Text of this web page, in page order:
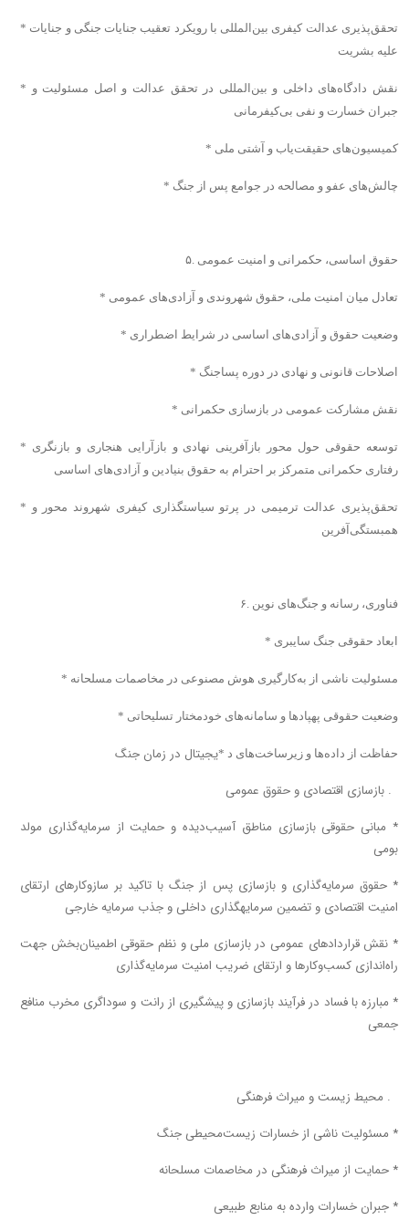
* تحقق‌پذیری عدالت کیفری بین‌المللی با رویکرد تعقیب جنایات جنگی و جنایات
علیه بشریت
* نقش دادگاه‌های داخلی و بین‌المللی در تحقق عدالت و اصل مسئولیت و
جبران خسارت و نفی بی‌کیفرمانی
* کمیسیون‌های حقیقت‌یاب و آشتی ملی
* چالش‌های عفو و مصالحه در جوامع پس از جنگ
۵. حقوق اساسی، حکمرانی و امنیت عمومی
* تعادل میان امنیت ملی، حقوق شهروندی و آزادی‌های عمومی
* وضعیت حقوق و آزادی‌های اساسی در شرایط اضطراری
* اصلاحات قانونی و نهادی در دوره پساجنگ
* نقش مشارکت عمومی در بازسازی حکمرانی
* توسعه حقوقی حول محور بازآفرینی نهادی و بازآرایی هنجاری و بازنگری
رفتاری حکمرانی متمرکز بر احترام به حقوق بنیادین و آزادی‌های اساسی
* تحقق‌پذیری عدالت ترمیمی در پرتو سیاستگذاری کیفری شهروند محور و
همبستگی‌آفرین
۶. فناوری، رسانه و جنگ‌های نوین
* ابعاد حقوقی جنگ سایبری
* مسئولیت ناشی از به‌کارگیری هوش مصنوعی در مخاصمات مسلحانه
* وضعیت حقوقی پهپاد‌ها و سامانه‌های خودمختار تسلیحاتی
* حفاظت از داده‌ها و زیرساخت‌های د
یجیتال در زمان جنگ
* مبانی حقوقی بازسازی مناطق آسیب‌دیده و حمایت از سرمایه‌گذاری مولد
بومی
* حقوق سرمایه‌گذاری و بازسازی پس از جنگ با تاکید بر سازوکار‌های ارتقای
امنیت اقتصادی و تضمین سرمایه‎گذاری داخلی و جذب سرمایه خارجی
* نقش قرارداد‌های عمومی در بازسازی ملی و نظم حقوقی اطمینان‌بخش جهت
راه‌اندازی کسب‌وکار‌ها و ارتقای ضریب امنیت سرمایه‌گذاری
* مبارزه با فساد در فرآیند بازسازی و پیشگیری از رانت و سوداگری مخرب منافع
جمعی
* مسئولیت ناشی از خسارات زیست‌محیطی جنگ
* حمایت از میراث فرهنگی در مخاصمات مسلحانه
* جبران خسارات وارده به منابع طبیعی